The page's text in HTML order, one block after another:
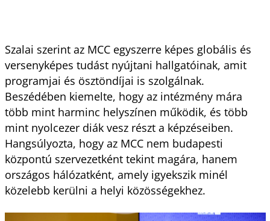
Szalai szerint az MCC egyszerre képes globális és
versenyképes tudást nyújtani hallgatóinak, amit
programjai és ösztöndíjai is szolgálnak.
Beszédében kiemelte, hogy az intézmény mára
több mint harminc helyszínen működik, és több
mint nyolcezer diák vesz részt a képzéseiben.
Hangsúlyozta, hogy az MCC nem budapesti
központú szervezetként tekint magára, hanem
országos hálózatként, amely igyekszik minél
közelebb kerülni a helyi közösségekhez.